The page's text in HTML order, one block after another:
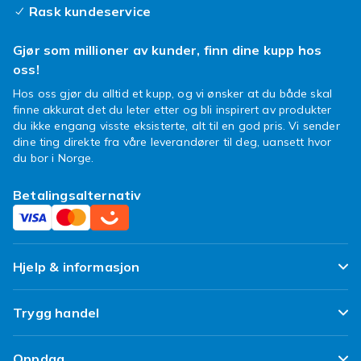
Rask kundeservice
Gjør som millioner av kunder, finn dine kupp hos
oss!
Hos oss gjør du alltid et kupp, og vi ønsker at du både skal
finne akkurat det du leter etter og bli inspirert av produkter
du ikke engang visste eksisterte, alt til en god pris. Vi sender
dine ting direkte fra våre leverandører til deg, uansett hvor
du bor i Norge.
Betalingsalternativ
Hjelp & informasjon
Ofte stilte spørsmål
Spor pakken min
Trygg handel
Fornøyd kunde-løfte